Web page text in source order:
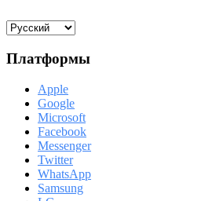
Платформы
Apple
Google
Microsoft
Facebook
Messenger
Twitter
WhatsApp
Samsung